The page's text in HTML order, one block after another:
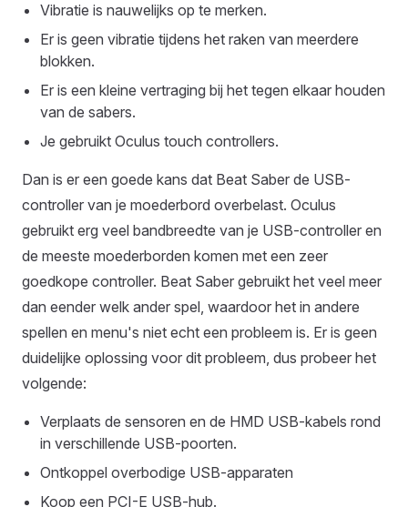
Vibratie is nauwelijks op te merken.
Er is geen vibratie tijdens het raken van meerdere
blokken.
Er is een kleine vertraging bij het tegen elkaar houden
van de sabers.
Je gebruikt Oculus touch controllers.
Dan is er een goede kans dat Beat Saber de USB-
controller van je moederbord overbelast. Oculus
gebruikt erg veel bandbreedte van je USB-controller en
de meeste moederborden komen met een zeer
goedkope controller. Beat Saber gebruikt het veel meer
dan eender welk ander spel, waardoor het in andere
spellen en menu's niet echt een probleem is. Er is geen
duidelijke oplossing voor dit probleem, dus probeer het
volgende:
Verplaats de sensoren en de HMD USB-kabels rond
in verschillende USB-poorten.
Ontkoppel overbodige USB-apparaten
Koop een PCI-E USB-hub.